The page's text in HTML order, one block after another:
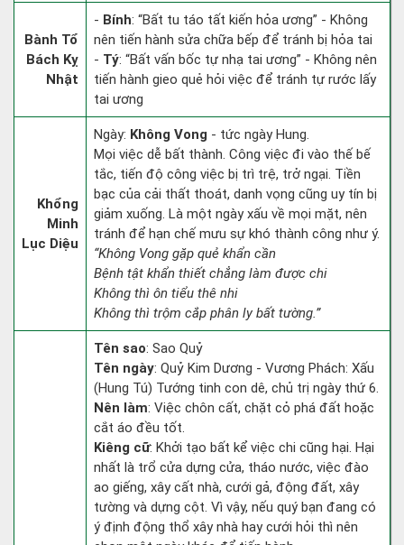
Bành Tổ
Bách Kỵ
Nhật
- Bính: “Bất tu táo tất kiến hỏa ương” - Không
nên tiến hành sửa chữa bếp để tránh bị hỏa tai
- Tý: “Bất vấn bốc tự nhạ tai ương” - Không nên
tiến hành gieo quẻ hỏi việc để tránh tự rước lấy
tai ương
Khổng
Minh
Lục Diệu
Ngày: Không Vong - tức ngày Hung.
Mọi việc dễ bất thành. Công việc đi vào thế bế
tắc, tiến độ công việc bị trì trệ, trở ngại. Tiền
bạc của cải thất thoát, danh vọng cũng uy tín bị
giảm xuống. Là một ngày xấu về mọi mặt, nên
tránh để hạn chế mưu sự khó thành công như ý.
“Không Vong gặp quẻ khẩn cần
Bệnh tật khẩn thiết chẳng làm được chi
Không thì ôn tiểu thê nhi
Không thì trộm cắp phân ly bất tường.”
Tên sao: Sao Quỷ
Tên ngày: Quỷ Kim Dương - Vương Phách: Xấu
(Hung Tú) Tướng tinh con dê, chủ trị ngày thứ 6.
Nên làm: Việc chôn cất, chặt cỏ phá đất hoặc
cắt áo đều tốt.
Kiêng cữ: Khởi tạo bất kể việc chi cũng hại. Hại
nhất là trổ cửa dựng cửa, tháo nước, việc đào
ao giếng, xây cất nhà, cưới gả, động đất, xây
tường và dựng cột. Vì vậy, nếu quý bạn đang có
ý định động thổ xây nhà hay cưới hỏi thì nên